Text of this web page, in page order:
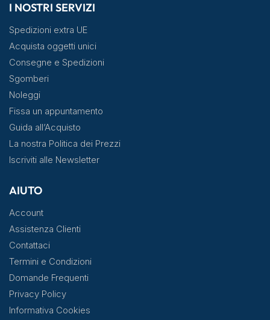
I NOSTRI SERVIZI
Spedizioni extra UE
Acquista oggetti unici
Consegne e Spedizioni
Sgomberi
Noleggi
Fissa un appuntamento
Guida all’Acquisto
La nostra Politica dei Prezzi
Iscriviti alle Newsletter
AIUTO
Account
Assistenza Clienti
Contattaci
Termini e Condizioni
Domande Frequenti
Privacy Policy
Informativa Cookies